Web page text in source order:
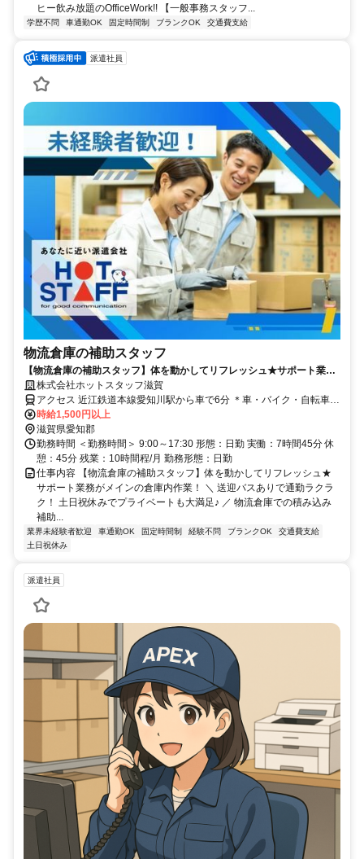
ヒー飲み放題のOfficeWork!! 【一般事務スタッフ...
学歴不問 車通勤OK 固定時間制 ブランクOK 交通費支給
派遣社員
物流倉庫の補助スタッフ
【物流倉庫の補助スタッフ】体を動かしてリフレッシュ★サポート業務
がメインの倉庫内作業！
株式会社ホットスタッフ滋賀
アクセス 近江鉄道本線愛知川駅から車で6分 ＊車・バイク・自転車通
勤OK ＊無料駐車場あり ＊「能登川駅」より送迎バス利用可
時給1,500円以上
滋賀県愛知郡
勤務時間 ＜勤務時間＞ 9:00～17:30 形態：日勤 実働：7時間45分 休
憩：45分 残業：10時間程/月 勤務形態：日勤
仕事内容 【物流倉庫の補助スタッフ】体を動かしてリフレッシュ★
サポート業務がメインの倉庫内作業！ ＼ 送迎バスありで通勤ラクラ
ク！ 土日祝休みでプライベートも大満足♪ ／ 物流倉庫での積み込み
補助...
業界未経験者歓迎 車通勤OK 固定時間制 経験不問 ブランクOK
交通費支給
土日祝休み
派遣社員